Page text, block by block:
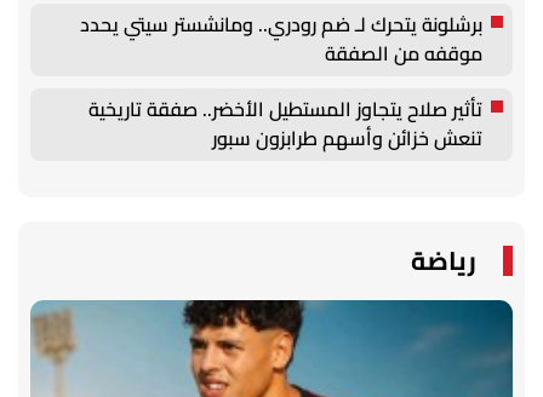
برشلونة يتحرك لـ ضم رودري.. ومانشستر سيتي يحدد
موقفه من الصفقة
تأثير صلاح يتجاوز المستطيل الأخضر.. صفقة تاريخية
تنعش خزائن وأسهم طرابزون سبور
رياضة